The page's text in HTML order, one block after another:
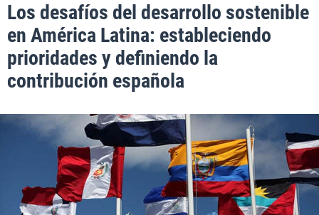
Los desafíos del desarrollo sostenible
en América Latina: estableciendo
prioridades y definiendo la
contribución española